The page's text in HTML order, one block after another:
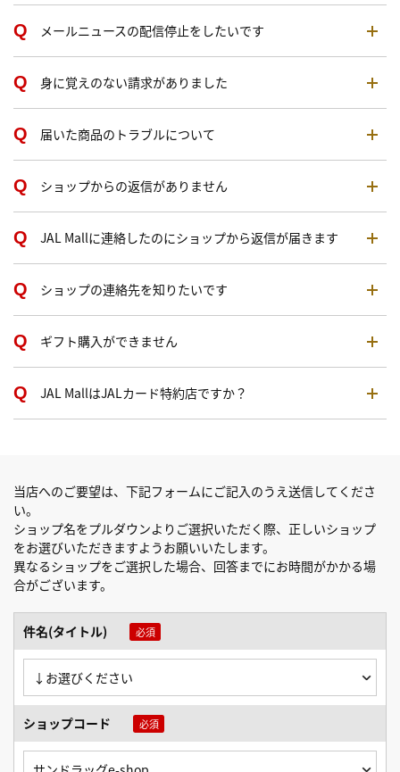
メールニュースの配信停止をしたいです
身に覚えのない請求がありました
届いた商品のトラブルについて
ショップからの返信がありません
JAL Mallに連絡したのにショップから返信が届きます
ショップの連絡先を知りたいです
ギフト購入ができません
JAL MallはJALカード特約店ですか？
当店へのご要望は、下記フォームにご記入のうえ送信してくださ
い。
ショップ名をプルダウンよりご選択いただく際、正しいショップ
をお選びいただきますようお願いいたします。
異なるショップをご選択した場合、回答までにお時間がかかる場
合がございます。
件名(タイトル)
ショップコード